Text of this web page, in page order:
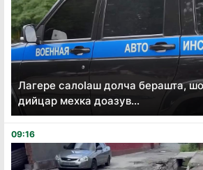
Лагере салоӏаш долча берашта,
дийцар мехка доазув...
09:16